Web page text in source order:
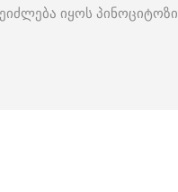
იყოს პინოციტოზი